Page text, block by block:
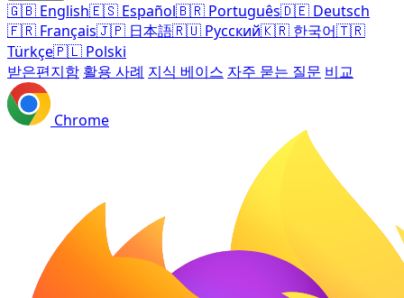
🇬🇧 English🇪🇸 Español🇧🇷 Português🇩🇪 Deutsch
🇫🇷 Français🇯🇵 日本語🇷🇺 Русский🇰🇷 한국어🇹🇷
Türkçe🇵🇱 Polski
받은편지함 활용 사례 지식 베이스 자주 묻는 질문 비교
Chrome